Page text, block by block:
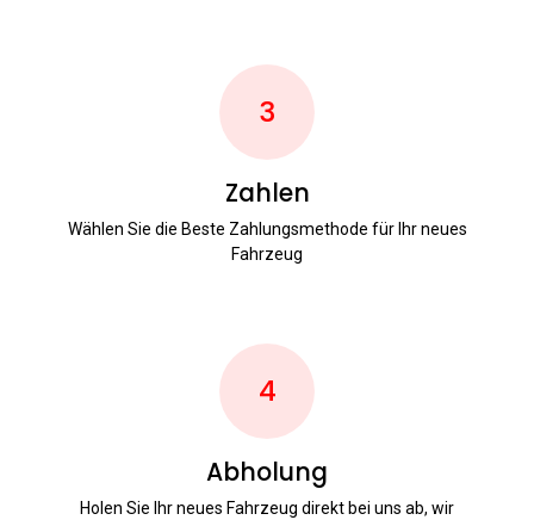
3
Zahlen
Wählen Sie die Beste Zahlungsmethode für Ihr neues
Fahrzeug
4
Abholung
Holen Sie Ihr neues Fahrzeug direkt bei uns ab, wir